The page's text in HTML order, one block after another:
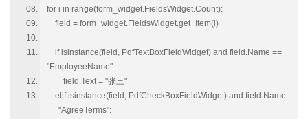
for i in range(form_widget.FieldsWidget.Count):
field = form_widget.FieldsWidget.get_Item(i)
if isinstance(field, PdfTextBoxFieldWidget) and field.Name ==
"EmployeeName":
field.Text = "张三"
elif isinstance(field, PdfCheckBoxFieldWidget) and field.Name
== "AgreeTerms":